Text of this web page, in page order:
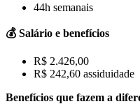
44h semanais
💰 Salário e benefícios
R$ 2.426,00
R$ 242,60 assiduidade
Benefícios que fazem a